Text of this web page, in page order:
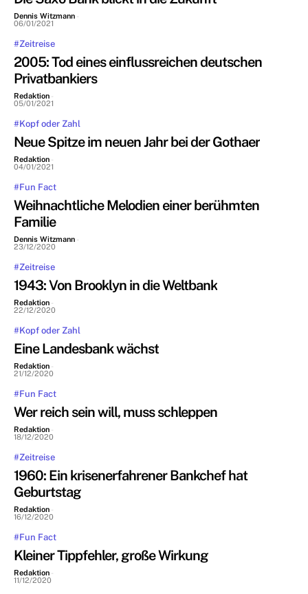
Dennis Witzmann -
06/01/2021
#Zeitreise
2005: Tod eines einflussreichen deutschen
Privatbankiers
Redaktion -
05/01/2021
#Kopf oder Zahl
Neue Spitze im neuen Jahr bei der Gothaer
Redaktion -
04/01/2021
#Fun Fact
Weihnachtliche Melodien einer berühmten
Familie
Dennis Witzmann -
23/12/2020
#Zeitreise
1943: Von Brooklyn in die Weltbank
Redaktion -
22/12/2020
#Kopf oder Zahl
Eine Landesbank wächst
Redaktion -
21/12/2020
#Fun Fact
Wer reich sein will, muss schleppen
Redaktion -
18/12/2020
#Zeitreise
1960: Ein krisenerfahrener Bankchef hat
Geburtstag
Redaktion -
16/12/2020
#Fun Fact
Kleiner Tippfehler, große Wirkung
Redaktion -
11/12/2020